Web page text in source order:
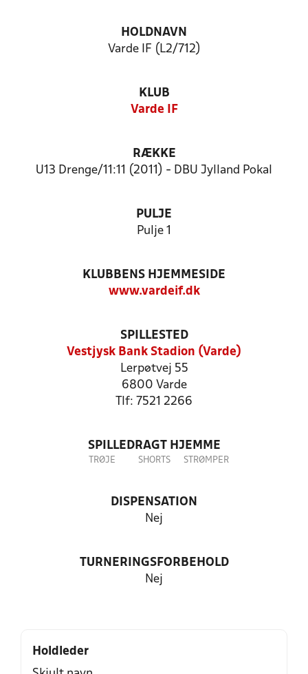
HOLDNAVN
Varde IF (L2/712)
KLUB
Varde IF
RÆKKE
U13 Drenge/11:11 (2011) - DBU Jylland Pokal
PULJE
Pulje 1
KLUBBENS HJEMMESIDE
www.vardeif.dk
SPILLESTED
Vestjysk Bank Stadion (Varde)
Lerpøtvej 55
6800 Varde
Tlf: 7521 2266
SPILLEDRAGT HJEMME
TRØJE SHORTS STRØMPER
DISPENSATION
Nej
TURNERINGSFORBEHOLD
Nej
Holdleder